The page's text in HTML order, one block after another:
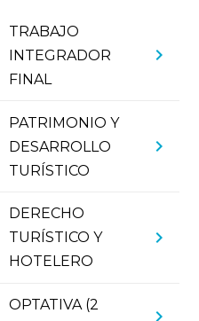
TRABAJO
INTEGRADOR
FINAL
chevron_right
PATRIMONIO Y
DESARROLLO
TURÍSTICO
chevron_right
DERECHO
TURÍSTICO Y
HOTELERO
chevron_right
OPTATIVA (2